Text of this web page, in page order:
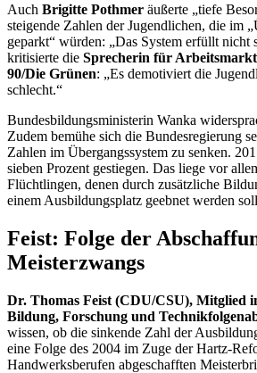
Auch Brigitte Pothmer äußerte „tiefe
steigende Zahlen der Jugendlichen, die im
geparkt“ würden: „Das System erfüllt nicht
kritisierte die Sprecherin für
90/Die Grünen: „Es demotiviert die
schlecht.“
Bundesbildungsministerin Wanka
Zudem bemühe sich die Bundesregierung
Zahlen im Übergangssystem zu senken.
sieben Prozent gestiegen. Das liege vor
Flüchtlingen, denen durch zusätzliche
einem Ausbildungsplatz geebnet werden
Feist: Folge der
Meisterzwangs
Dr. Thomas Feist (CDU/CSU), Mitglied
Bildung, Forschung und
wissen, ob die sinkende Zahl der
eine Folge des 2004 im Zuge der Hartz-
Handwerksberufen abgeschafften